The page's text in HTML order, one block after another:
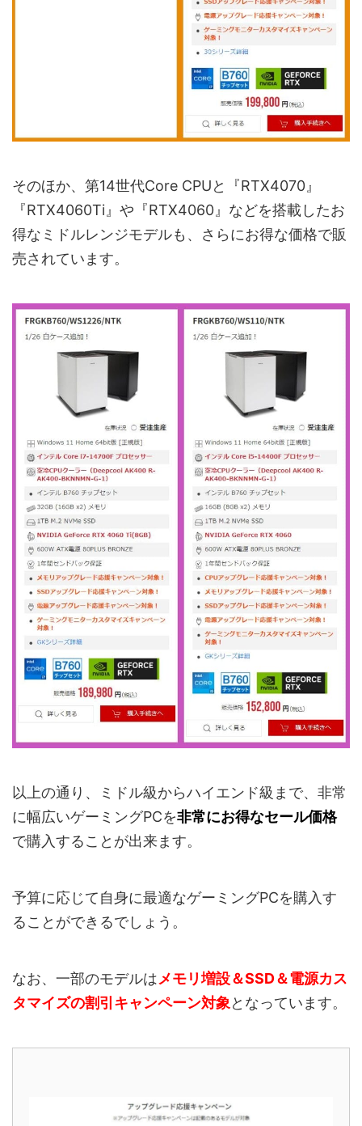
そのほか、第14世代Core CPUと『RTX4070』
『RTX4060Ti』や『RTX4060』などを搭載したお
得なミドルレンジモデルも、さらにお得な価格で販
売されています。
以上の通り、ミドル級からハイエンド級まで、非常
に幅広いゲーミングPCを非常にお得なセール価格
で購入することが出来ます。
予算に応じて自身に最適なゲーミングPCを購入す
ることができるでしょう。
なお、一部のモデルはメモリ増設＆SSD＆電源カス
タマイズの割引キャンペーン対象となっています。